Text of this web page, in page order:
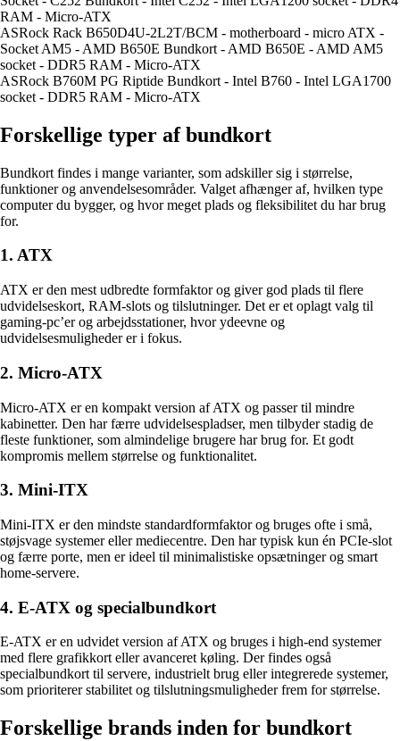
RAM - Micro-ATX
ASRock Rack B650D4U-2L2T/BCM - motherboard - micro ATX -
Socket AM5 - AMD B650E Bundkort - AMD B650E - AMD AM5
socket - DDR5 RAM - Micro-ATX
ASRock B760M PG Riptide Bundkort - Intel B760 - Intel LGA1700
socket - DDR5 RAM - Micro-ATX
Forskellige typer af bundkort
Bundkort findes i mange varianter, som adskiller sig i størrelse,
funktioner og anvendelsesområder. Valget afhænger af, hvilken type
computer du bygger, og hvor meget plads og fleksibilitet du har brug
for.
1. ATX
ATX er den mest udbredte formfaktor og giver god plads til flere
udvidelseskort, RAM-slots og tilslutninger. Det er et oplagt valg til
gaming-pc’er og arbejdsstationer, hvor ydeevne og
udvidelsesmuligheder er i fokus.
2. Micro-ATX
Micro-ATX er en kompakt version af ATX og passer til mindre
kabinetter. Den har færre udvidelsespladser, men tilbyder stadig de
fleste funktioner, som almindelige brugere har brug for. Et godt
kompromis mellem størrelse og funktionalitet.
3. Mini-ITX
Mini-ITX er den mindste standardformfaktor og bruges ofte i små,
støjsvage systemer eller mediecentre. Den har typisk kun én PCIe-slot
og færre porte, men er ideel til minimalistiske opsætninger og smart
home-servere.
4. E-ATX og specialbundkort
E-ATX er en udvidet version af ATX og bruges i high-end systemer
med flere grafikkort eller avanceret køling. Der findes også
specialbundkort til servere, industrielt brug eller integrerede systemer,
som prioriterer stabilitet og tilslutningsmuligheder frem for størrelse.
Forskellige brands inden for bundkort